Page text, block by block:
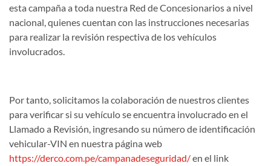
esta campaña a toda nuestra Red de Concesionarios a nivel
nacional, quienes cuentan con las instrucciones necesarias
para realizar la revisión respectiva de los vehículos
involucrados.
Por tanto, solicitamos la colaboración de nuestros clientes
para verificar si su vehículo se encuentra involucrado en el
Llamado a Revisión, ingresando su número de identificación
vehicular-VIN en nuestra página web
https://derco.com.pe/campanadeseguridad/en el link